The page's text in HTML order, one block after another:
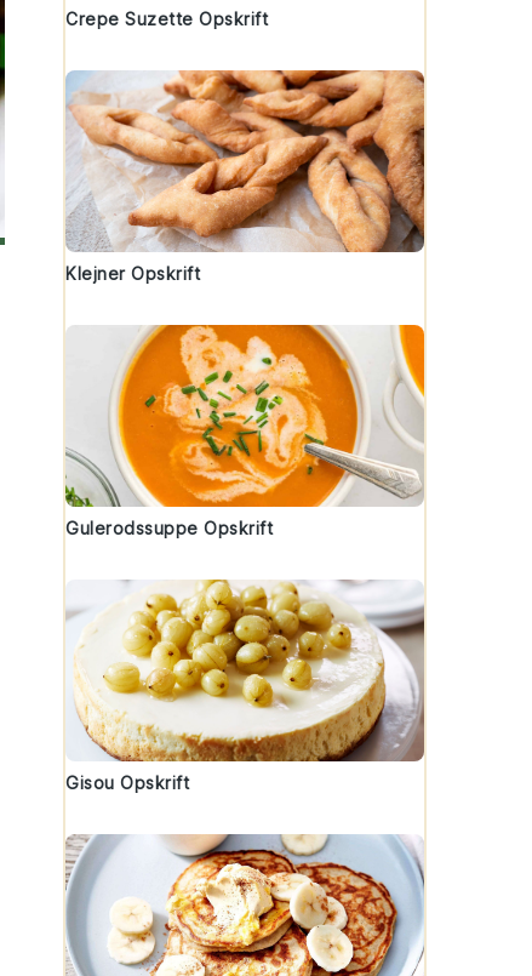
Crepe Suzette Opskrift
Klejner Opskrift
Gulerodssuppe Opskrift
Gisou Opskrift